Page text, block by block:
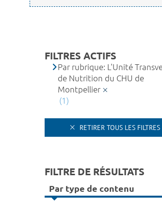
FILTRES ACTIFS
Par rubrique: L'Unité
de Nutrition du CHU de
Montpellier
(1)
RETIRER TOUS LES FILTRES
FILTRE DE RÉSULTATS
Par type de contenu